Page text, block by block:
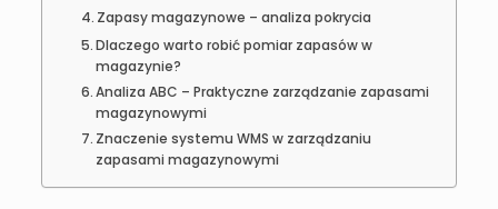
Zapasy magazynowe – analiza pokrycia
Dlaczego warto robić pomiar zapasów w
magazynie?
Analiza ABC – Praktyczne zarządzanie zapasami
magazynowymi
Znaczenie systemu WMS w zarządzaniu
zapasami magazynowymi